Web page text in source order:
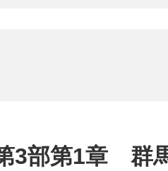
3部第1章 群